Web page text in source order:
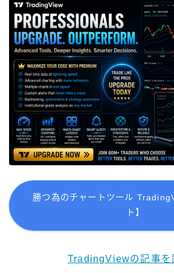
勝つ為のチャートツール
ト】
TradingViewの記事を